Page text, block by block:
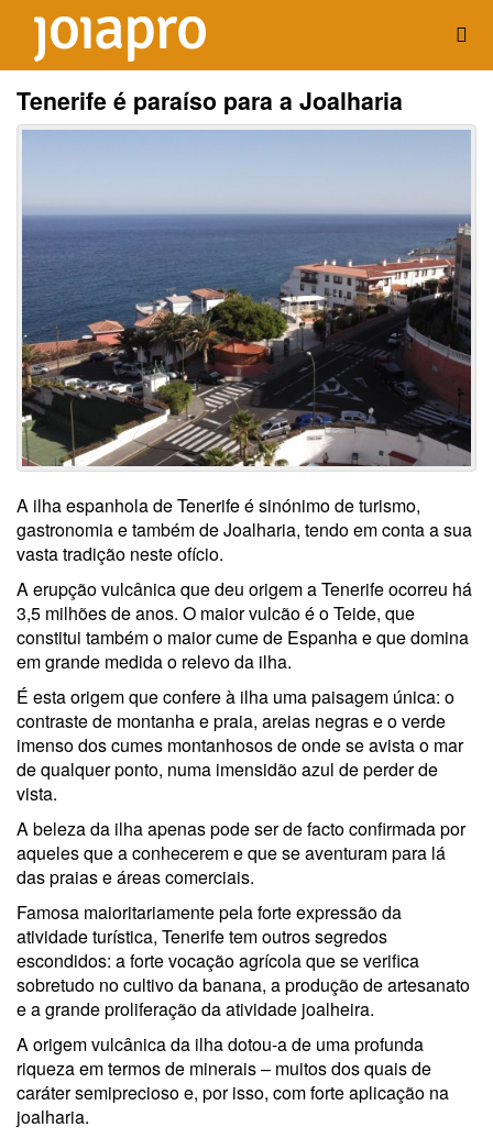
Tenerife é paraíso para a Joalharia
A ilha espanhola de Tenerife é sinónimo de turismo,
gastronomia e também de Joalharia, tendo em conta a sua
vasta tradição neste ofício.
A erupção vulcânica que deu origem a Tenerife ocorreu há
3,5 milhões de anos. O maior vulcão é o Teide, que
constitui também o maior cume de Espanha e que domina
em grande medida o relevo da ilha.
É esta origem que confere à ilha uma paisagem única: o
contraste de montanha e praia, areias negras e o verde
imenso dos cumes montanhosos de onde se avista o mar
de qualquer ponto, numa imensidão azul de perder de
vista.
A beleza da ilha apenas pode ser de facto confirmada por
aqueles que a conhecerem e que se aventuram para lá
das praias e áreas comerciais.
Famosa maioritariamente pela forte expressão da
atividade turística, Tenerife tem outros segredos
escondidos: a forte vocação agrícola que se verifica
sobretudo no cultivo da banana, a produção de artesanato
e a grande proliferação da atividade joalheira.
A origem vulcânica da ilha dotou-a de uma profunda
riqueza em termos de minerais – muitos dos quais de
caráter semiprecioso e, por isso, com forte aplicação na
joalharia.